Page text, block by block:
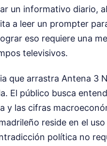
un informativo diario,
a leer un prompter
eso requiere una
televisivos.
que arrastra Antena 3
El público busca
y las cifras
reside en el
política no